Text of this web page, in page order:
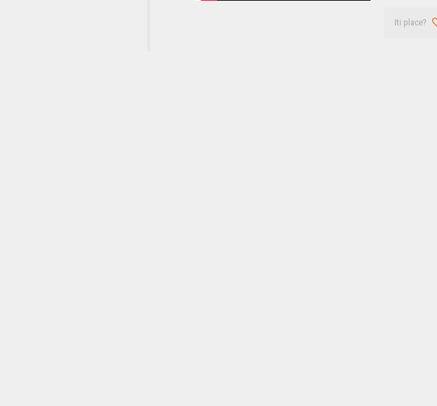
Iti place?